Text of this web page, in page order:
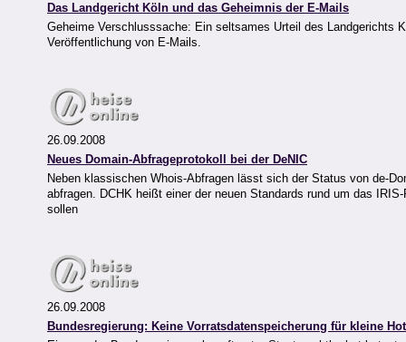
Das Landgericht Köln und das Geheimnis der E-Mails
Geheime Verschlusssache: Ein seltsames Urteil des Landgerichts
Veröffentlichung von E-Mails.
26.09.2008
Neues Domain-Abfrageprotokoll bei der DeNIC
Neben klassischen Whois-Abfragen lässt sich der Status von de-
abfragen. DCHK heißt einer der neuen Standards rund um das
sollen
26.09.2008
Bundesregierung: Keine Vorratsdatenspeicherung für kleine